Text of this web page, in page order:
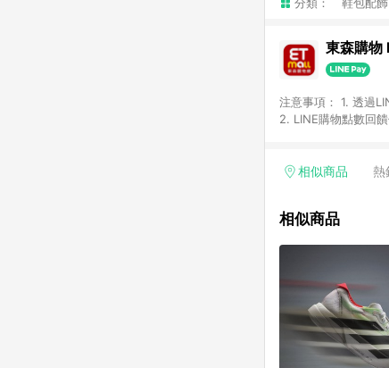
東森購物
注意事項： 1. 透過
2. LINE購物點數回
「草莓網」全館商
面顯示為準。 7.
品資料更新會有時
準。 9. 若有贈點爭
贈點回饋。 10. 部
紅包頁面規則為準。
相似商品 熱
相似商品